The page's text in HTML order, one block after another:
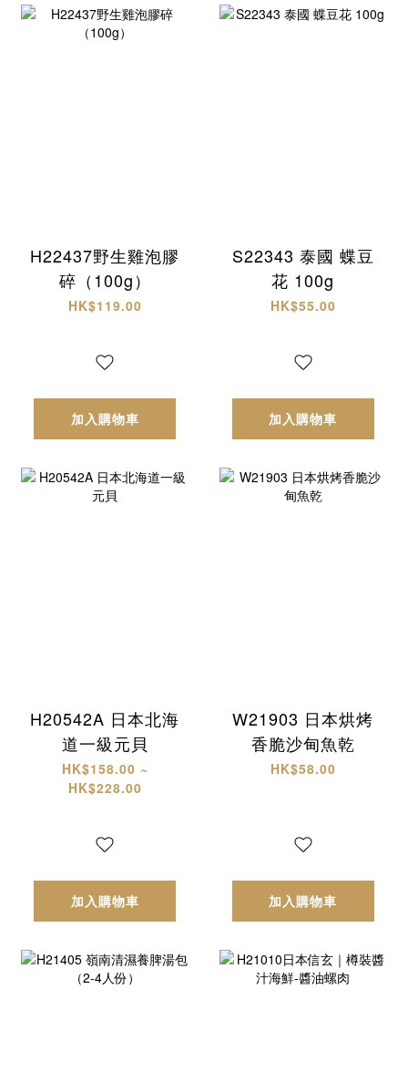
H22437野生雞泡膠
碎（100g）
HK$119.00
加入購物車
S22343 泰國 蝶豆
花 100g
HK$55.00
加入購物車
H20542A 日本北海
道一級元貝
HK$158.00 ~
HK$228.00
加入購物車
W21903 日本烘烤
香脆沙甸魚乾
HK$58.00
加入購物車